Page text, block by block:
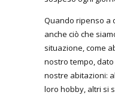
Quando ripenso a
anche ciò che
situazione, come
nostro tempo,
nostre abitazioni:
loro hobby, altri si